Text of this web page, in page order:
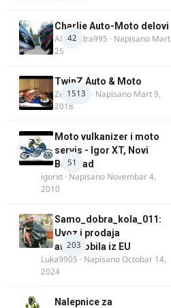
42
Charlie Auto-Moto delovi
Alexandra995 · Napisano Mart
25
1513
TwinZ Auto & Moto
Zeljkamp · Napisano Mart 9,
2018
51
Moto vulkanizer i moto
servis - Igor XT, Novi
Beograd
igorxt · Napisano Novembar 4,
2010
203
Samo_dobra_kola_011:
Uvoz i prodaja
automobila iz EU
Luka9905 · NapisanoOctobar 14,
2024
Nalepnice za